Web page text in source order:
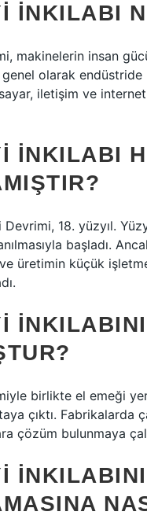
INKILABI
makinelerin insan
genel olarak
iletişim ve
INKILABI
18. yüzyıl.
başladı.
üretimin küçük
birlikte el emeği
çıktı. Fabrikalarda
çözüm bulunmaya